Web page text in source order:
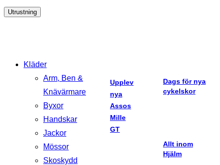
Utrustning
Kläder
Arm, Ben &
Knävärmare
Byxor
Handskar
Jackor
Mössor
Skoskydd
Upplev
nya
Assos
Mille
GT
Dags för nya
cykelskor
Allt inom
Hjälm